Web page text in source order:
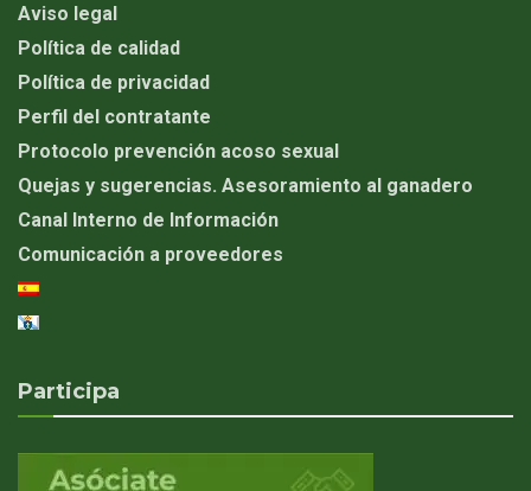
Aviso legal
Política de calidad
Política de privacidad
Perfil del contratante
Protocolo prevención acoso sexual
Quejas y sugerencias. Asesoramiento al ganadero
Canal Interno de Información
Comunicación a proveedores
Participa